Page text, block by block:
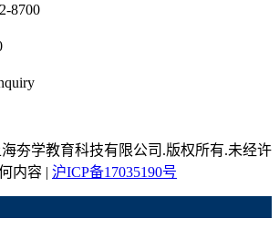
8700
海夯学教育科技有限公司.版权所有.未经许
内容 | 沪ICP备17035190号